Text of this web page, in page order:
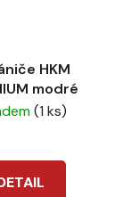
HKM
modré
(1 ks)